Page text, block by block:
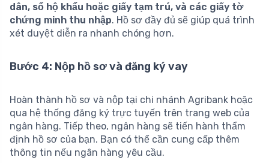
dân, sổ hộ khẩu hoặc giấy tạm trú, và các giấy tờ
chứng minh thu nhập. Hồ sơ đầy đủ sẽ giúp quá trình
xét duyệt diễn ra nhanh chóng hơn.
Bước 4: Nộp hồ sơ và đăng ký vay
Hoàn thành hồ sơ và nộp tại chi nhánh Agribank hoặc
qua hệ thống đăng ký trực tuyến trên trang web của
ngân hàng. Tiếp theo, ngân hàng sẽ tiến hành thẩm
định hồ sơ của bạn. Bạn có thể cần cung cấp thêm
thông tin nếu ngân hàng yêu cầu.